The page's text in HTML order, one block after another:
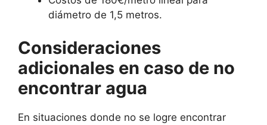
diámetro de 1,5 metros.
Consideraciones
adicionales en caso de no
encontrar agua
En situaciones donde no se logre encontrar